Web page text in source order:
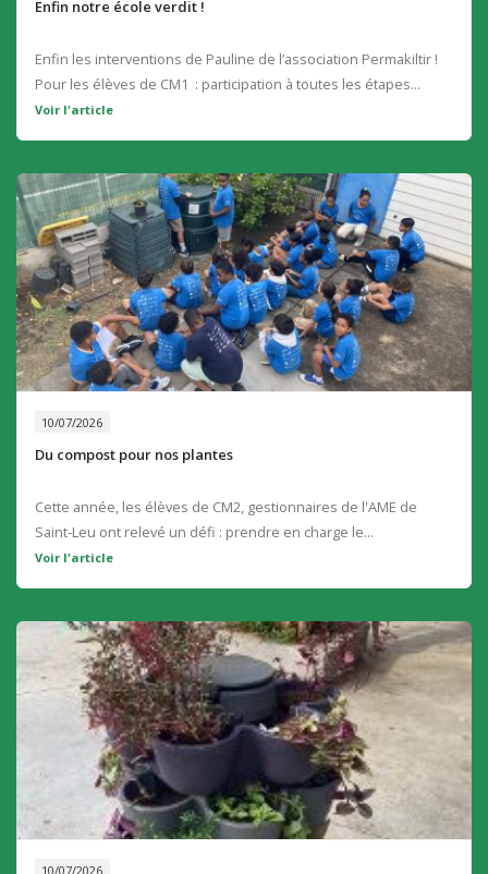
Enfin notre école verdit !
Enfin les interventions de Pauline de l’association Permakiltir !
Pour les élèves de CM1 : participation à toutes les étapes...
Voir l'article
10/07/2026
Du compost pour nos plantes
Cette année, les élèves de CM2, gestionnaires de l'AME de
Saint-Leu ont relevé un défi : prendre en charge le...
Voir l'article
10/07/2026